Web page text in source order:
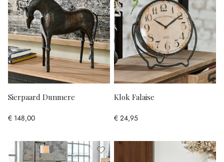
Sierpaard Dunmere
€ 148,00
Klok Falaise
€ 24,95